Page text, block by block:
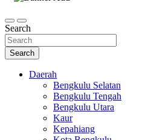
Search
Search
Daerah
Bengkulu Selatan
Bengkulu Tengah
Bengkulu Utara
Kaur
Kepahiang